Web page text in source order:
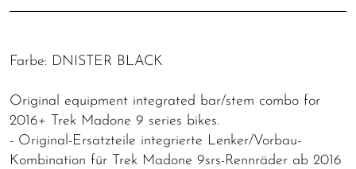
Farbe: DNISTER BLACK
Original equipment integrated bar/stem combo for
2016+ Trek Madone 9 series bikes.
- Original-Ersatzteile integrierte Lenker/Vorbau-
Kombination für Trek Madone 9srs-Rennräder ab 2016